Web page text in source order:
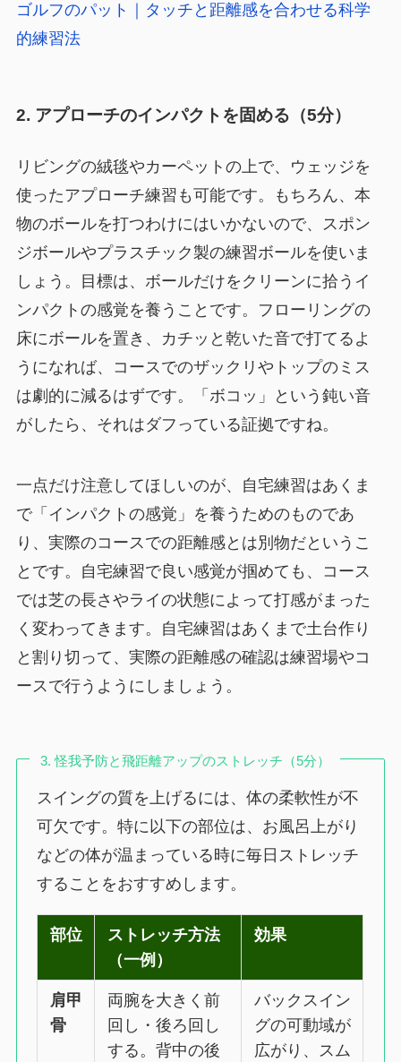
ゴルフのパット｜タッチと距離感を合わせる科学
的練習法
2. アプローチのインパクトを固める（5分）
リビングの絨毯やカーペットの上で、ウェッジを
使ったアプローチ練習も可能です。もちろん、本
物のボールを打つわけにはいかないので、スポン
ジボールやプラスチック製の練習ボールを使いま
しょう。目標は、ボールだけをクリーンに拾うイ
ンパクトの感覚を養うことです。フローリングの
床にボールを置き、カチッと乾いた音で打てるよ
うになれば、コースでのザックリやトップのミス
は劇的に減るはずです。「ボコッ」という鈍い音
がしたら、それはダフっている証拠ですね。
一点だけ注意してほしいのが、自宅練習はあくま
で「インパクトの感覚」を養うためのものであ
り、実際のコースでの距離感とは別物だというこ
とです。自宅練習で良い感覚が掴めても、コース
では芝の長さやライの状態によって打感がまった
く変わってきます。自宅練習はあくまで土台作り
と割り切って、実際の距離感の確認は練習場やコ
ースで行うようにしましょう。
3. 怪我予防と飛距離アップのストレッチ（5分）
スイングの質を上げるには、体の柔軟性が不
可欠です。特に以下の部位は、お風呂上がり
などの体が温まっている時に毎日ストレッチ
することをおすすめします。
部位
ストレッチ方法
（一例）
効果
肩甲
骨
両腕を大きく前
回し・後ろ回し
する。背中の後
バックスイン
グの可動域が
広がり、スム